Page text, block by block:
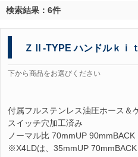
検索結果：6件
ＺⅡ-TYPE ハンドルｋｉｔ
下から商品をお選びください
付属フルステンレス油圧ホース
スイッチ穴加工済み
ノーマル比 70mmUP 90mmBACK
※X4LDは、35mmUP